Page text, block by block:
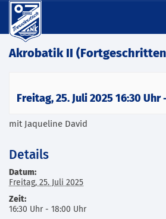
Akrobatik II
Freitag, 25. Juli 2025 16:30 Uhr
mit Jaqueline David
Details
Datum:
Freitag, 25. Juli 2025
Zeit:
16:30 Uhr - 18:00 Uhr